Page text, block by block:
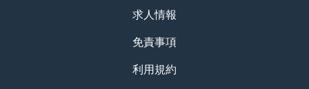
求人情報
免責事項
利用規約